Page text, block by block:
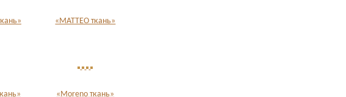
«MATTEO ткань»
«Moreno ткань»